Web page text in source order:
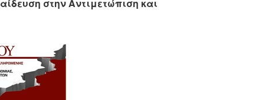
στην Αντιμετώπιση και